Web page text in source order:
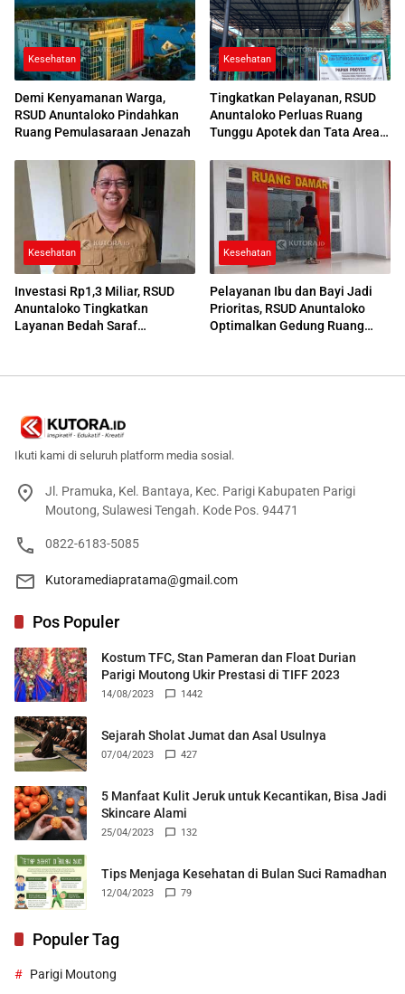
Kesehatan
Demi Kenyamanan Warga,
RSUD Anuntaloko Pindahkan
Ruang Pemulasaraan Jenazah
Kesehatan
Tingkatkan Pelayanan, RSUD
Anuntaloko Perluas Ruang
Tunggu Apotek dan Tata Area
Kesehatan
Investasi Rp1,3 Miliar, RSUD
Anuntaloko Tingkatkan
Layanan Bedah Saraf
Kesehatan
Pelayanan Ibu dan Bayi Jadi
Prioritas, RSUD Anuntaloko
Optimalkan Gedung Ruang
Ikuti kami di seluruh platform media sosial.
Jl. Pramuka, Kel. Bantaya, Kec. Parigi Kabupaten Parigi
Moutong, Sulawesi Tengah. Kode Pos. 94471
0822-6183-5085
Kutoramediapratama@gmail.com
Pos Populer
Kostum TFC, Stan Pameran dan Float Durian
Parigi Moutong Ukir Prestasi di TIFF 2023
14/08/2023 1442
Sejarah Sholat Jumat dan Asal Usulnya
07/04/2023 427
5 Manfaat Kulit Jeruk untuk Kecantikan, Bisa Jadi
Skincare Alami
25/04/2023 132
Tips Menjaga Kesehatan di Bulan Suci Ramadhan
12/04/2023 79
Populer Tag
Parigi Moutong